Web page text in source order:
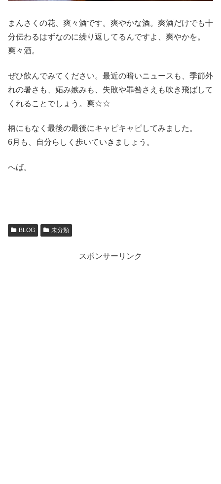
まんさくの花、爽々酒です。爽やかな酒。爽酒だけでも十
分伝わるはずなのに繰り返してるんですよ、爽やかを。
爽々酒。
ぜひ飲んでみてください。最近の暗いニュースも、季節外
れの暑さも、妬み嫉みも、失敗や罪咎さえも吹き飛ばして
くれることでしょう。爽☆☆
柄にもなく最後の最後にキャピキャピしてみました。
6月も、自分らしく歩いていきましょう。
へば。
BLOG 未分類
スポンサーリンク